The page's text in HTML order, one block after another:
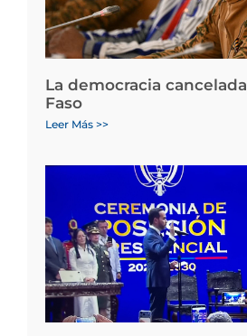
La democracia
Faso
Leer Más >>